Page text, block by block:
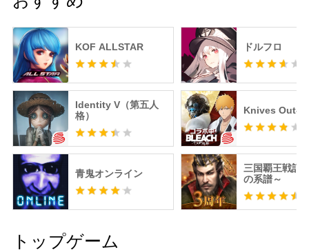
KOF ALLSTAR ドルフロ
Identity V（第五人
格）
Knives Out-
青鬼オンライン
三国覇王戦記
の系譜～
トップゲーム